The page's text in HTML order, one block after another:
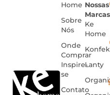
Home
Sobre
Nós
Onde
Comprar
Inspire-
se
Contato
Nossas
Marcas
Ke
Home
Lanty